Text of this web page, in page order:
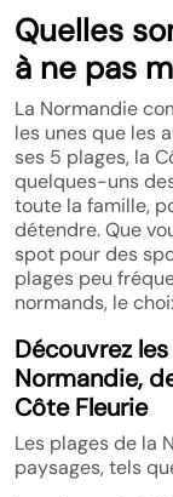
Quelles
à ne pas
La Normandie
les unes que les
ses 5 plages, la
quelques-uns
toute la famille,
détendre. Que
spot pour des
plages peu
normands, le
Découvrez
Normandie,
Côte Fleurie
Les plages de la
paysages, tels